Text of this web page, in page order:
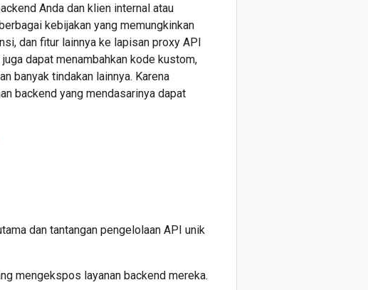
Anda dan klien internal atau
kebijakan yang memungkinkan
dan fitur lainnya ke lapisan proxy API
dapat menambahkan kode kustom,
banyak tindakan lainnya. Karena
backend yang mendasarinya dapat
dan tantangan pengelolaan API unik
mengekspos layanan backend mereka.